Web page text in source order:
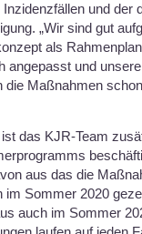
und der
„Wir sind gut
als
angepasst und
die Maßnahmen
das KJR-Team
aus das die
im Sommer 2020
auch im Sommer